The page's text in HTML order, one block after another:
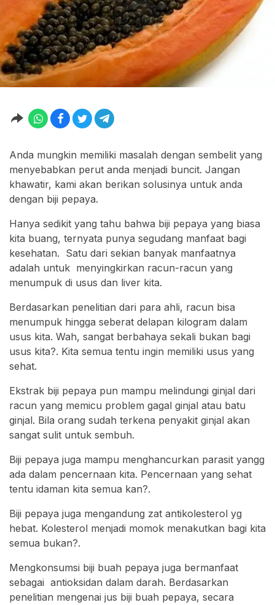
Anda mungkin memiliki masalah dengan sembelit yang
menyebabkan perut anda menjadi buncit. Jangan
khawatir, kami akan berikan solusinya untuk anda
dengan biji pepaya.
Hanya sedikit yang tahu bahwa biji pepaya yang biasa
kita buang, ternyata punya segudang manfaat bagi
kesehatan. Satu dari sekian banyak manfaatnya
adalah untuk menyingkirkan racun-racun yang
menumpuk di usus dan liver kita.
Berdasarkan penelitian dari para ahli, racun bisa
menumpuk hingga seberat delapan kilogram dalam
usus kita. Wah, sangat berbahaya sekali bukan bagi
usus kita?. Kita semua tentu ingin memiliki usus yang
sehat.
Ekstrak biji pepaya pun mampu melindungi ginjal dari
racun yang memicu problem gagal ginjal atau batu
ginjal. Bila orang sudah terkena penyakit ginjal akan
sangat sulit untuk sembuh.
Biji pepaya juga mampu menghancurkan parasit yangg
ada dalam pencernaan kita. Pencernaan yang sehat
tentu idaman kita semua kan?.
Biji pepaya juga mengandung zat antikolesterol yg
hebat. Kolesterol menjadi momok menakutkan bagi kita
semua bukan?.
Mengkonsumsi biji buah pepaya juga bermanfaat
sebagai antioksidan dalam darah. Berdasarkan
penelitian mengenai jus biji buah pepaya, secara